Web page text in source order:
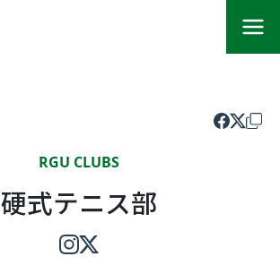
RGU CLUBS
硬式テニス部